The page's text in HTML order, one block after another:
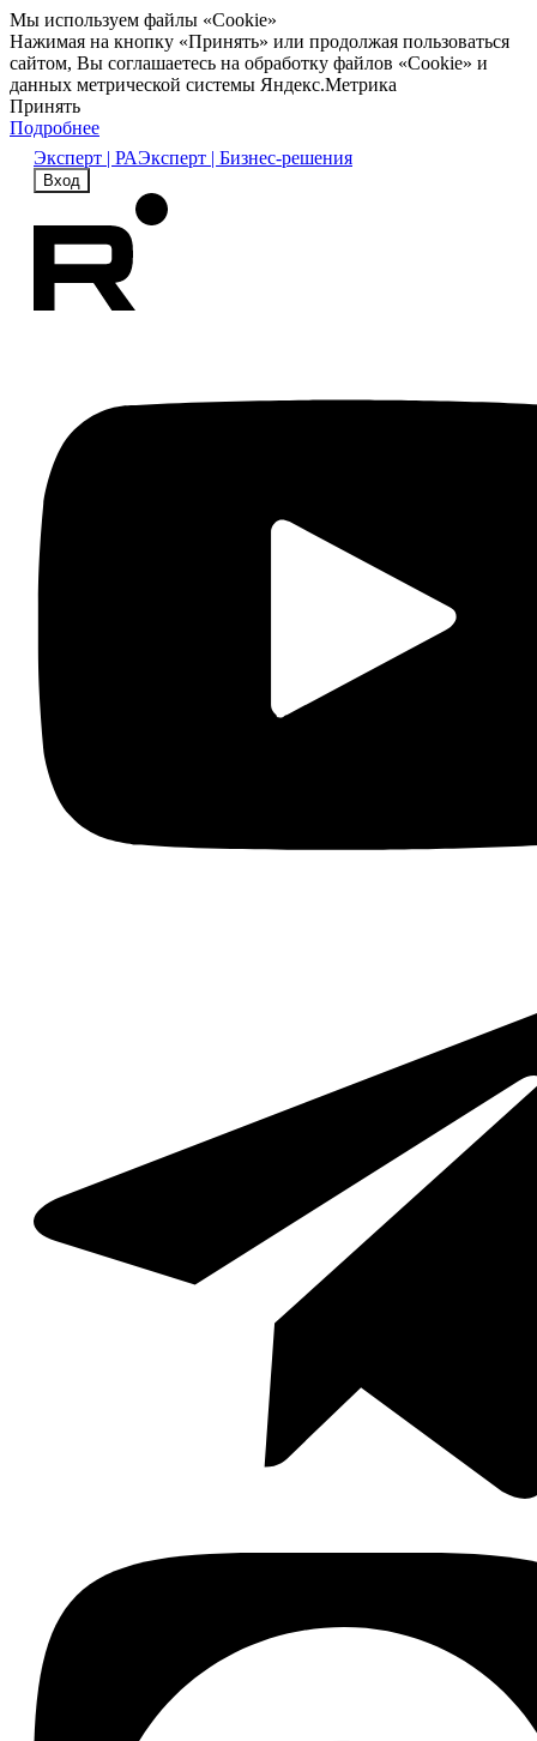
Мы используем файлы «Cookie»
Нажимая на кнопку «Принять» или продолжая пользоваться
сайтом, Вы соглашаетесь на обработку файлов «Cookie» и
данных метрической системы Яндекс.Метрика
Принять
Подробнее
Эксперт | РАЭксперт | Бизнес-решения
Вход